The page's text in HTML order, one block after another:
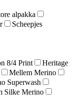
alpakka
Scheepjes
8/4 Print
Heritage
Mellem Merino
Superwash
Silke Merino